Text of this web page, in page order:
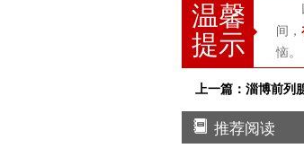
温馨
提示
间，
恼。
上一篇：淄博前列
推荐阅读